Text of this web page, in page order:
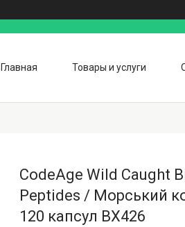
Главная Товары и услуги
CodeAge Wild Caught
Peptides / Морський
120 капсул BX426